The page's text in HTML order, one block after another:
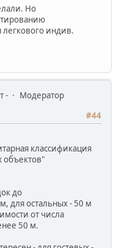
Но
легкового индив.
-
Модератор
#44
классификация
объектов"
до
для остальных - 50 м
от числа
50 м.